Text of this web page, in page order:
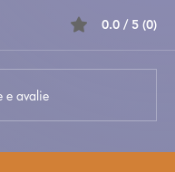
da Beira
🇵🇹
0.0 / 5 (0)
e avalie